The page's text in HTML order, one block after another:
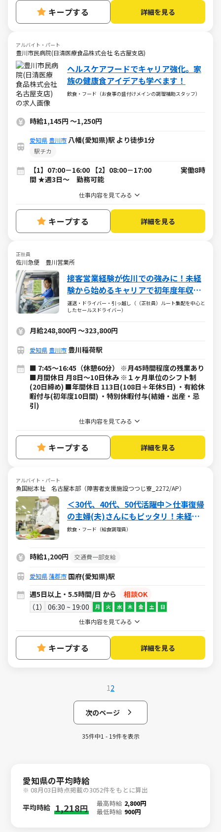
キープする 詳細を見る
アルバイト・パート
豊川市民病院(日清医療食品株式会社 名古屋支店)
ヘルスケアフードでキャリア強化。家
族の健康食アイデアも学べます！
飲食・フード（お食事の盛付けメインの調理補助スタッフ）
時給1,145円 ～1,250円
愛知県 豊川市八幡(愛知県)駅 より徒歩1分
駅チカ
【1】07:00－16:00 【2】08:00－17:00 実働8時
間 ★週3日～ 勤務可能
仕事内容を見てみる
キープする 詳細を見る
正社員
佐川急便 豊川営業所
接客営業経験が佐川での強みに！未経
験から始めるキャリアで初年度年収
503万円以上も可能！
運送・ドライバー・引っ越し（（正社員）ルート集配を中心と
したセールスドライバー）
月給248,800円 ～323,800円
愛知県 豊川市 豊川稲荷駅
■ 7:45～16:45（休憩60分） ※月45時間程度の残業あり
■月間休日 月8日～10日休み ※１ヶ月単位のシフト制
(20日締め) ■年間休日 113日(108日＋年休5日) ・有給休
暇付与(初年度10日間) ・特別休暇付与(結婚・出産・忌
引)
仕事内容を見てみる
キープする 詳細を見る
アルバイト・パート
魚国総本社 名古屋本部（障害者支援施設つつじ寮_2272/AP）
＜30代、40代、50代活躍中＞仕事復帰
の主婦(夫)さんにもピッタリ！未経験
からのチャレンジもok！
飲食・フード（給食調理員）
時給1,200円 交通費一部支給
愛知県蒲郡市 国府(愛知県)駅
週5日以上・5.5時間/日 から
相談OK
1
06:30 ~ 19:00 月 火 水 木 金 土 日
仕事内容を見てみる
キープする 詳細を見る
12
次のページ
35件中1 - 19件を表示
愛知県の平均時給
※ 08月03日時点掲載の3052件をもとに算出
平均時給 1,218円 最高時給 2,800円
最低時給 900円